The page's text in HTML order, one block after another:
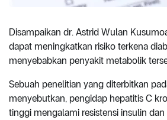
Disampaikan dr. Astrid Wulan
dapat meningkatkan risiko terkena
menyebabkan penyakit metabolik
Sebuah penelitian yang diterbitkan
menyebutkan, pengidap hepatitis C
tinggi mengalami resistensi insulin